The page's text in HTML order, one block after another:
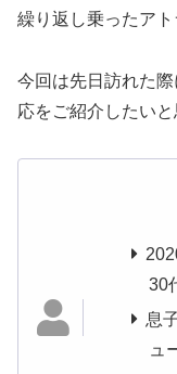
繰り返し乗ったアト
今回は先日訪れた
応をご紹介したいと
30
息
ュ